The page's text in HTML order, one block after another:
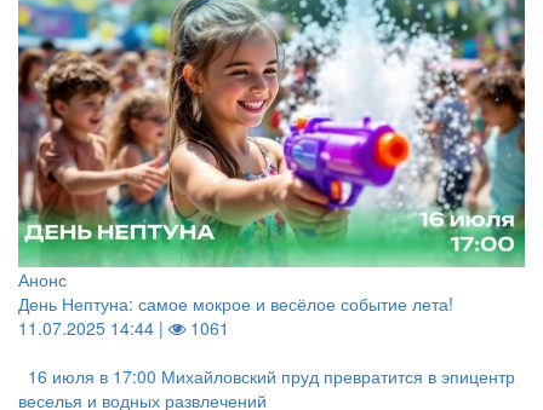
Анонс
День Нептуна: самое мокрое и весёлое событие лета!
11.07.2025 14:44 |
1061
16 июля в 17:00 Михайловский пруд превратится в эпицентр
веселья и водных развлечений